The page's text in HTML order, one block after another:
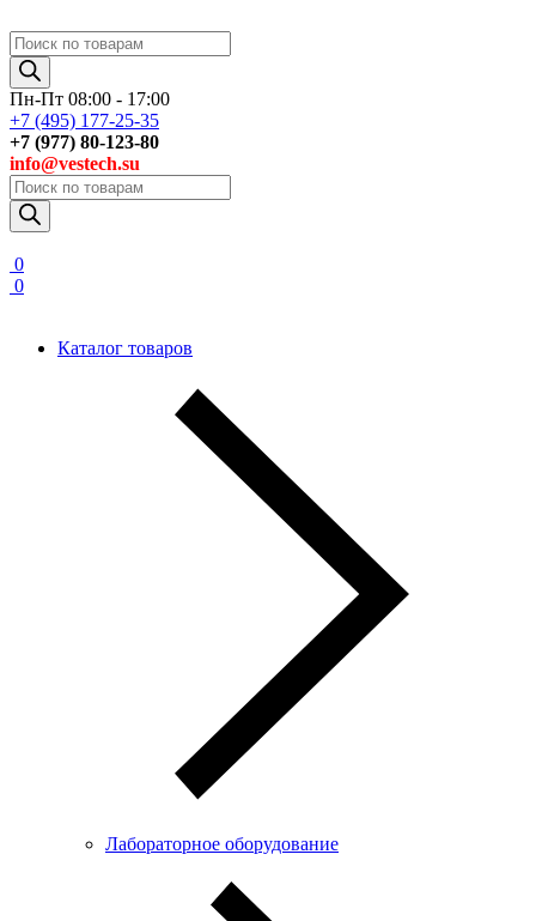
Поиск
товаров
Пн-Пт 08:00 - 17:00
+7 (495) 177-25-35
+7 (977) 80-123-80
info@vestech.su
Поиск
товаров
0
0
Каталог товаров
Лабораторное оборудование